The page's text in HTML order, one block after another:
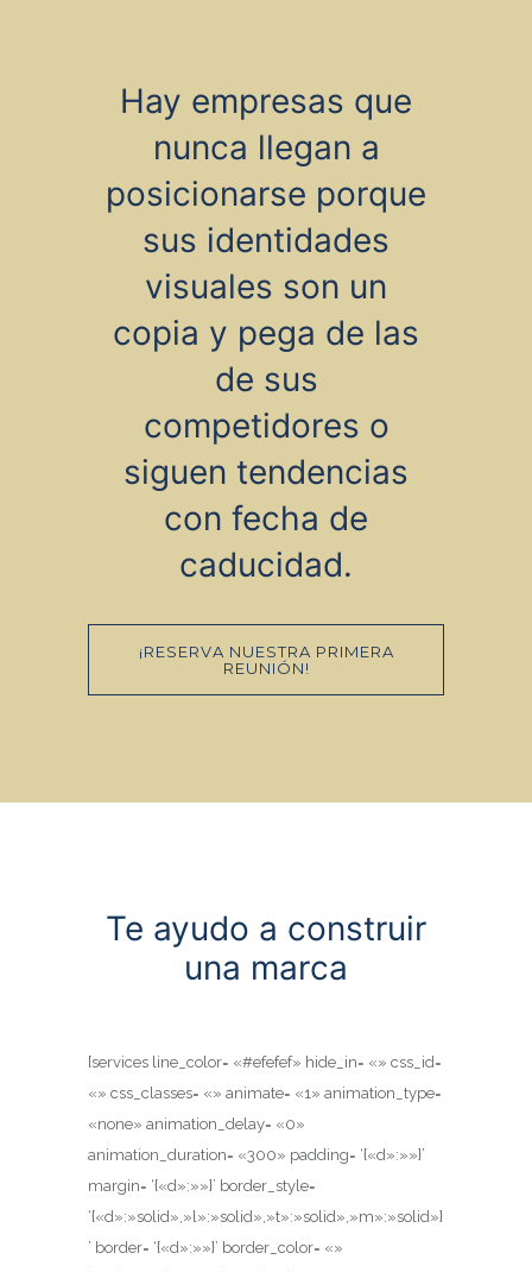
Hay empresas que
nunca llegan a
posicionarse porque
sus identidades
visuales son un
copia y pega de las
de sus
competidores o
siguen tendencias
con fecha de
caducidad.
¡RESERVA NUESTRA PRIMERA
REUNIÓN!
Te ayudo a construir
una marca
[services line_color= «#efefef» hide_in= «» css_id=
«» css_classes= «» animate= «1» animation_type=
«none» animation_delay= «0»
animation_duration= «300» padding= ‘{«d»:»»}’
margin= ‘{«d»:»»}’ border_style=
‘{«d»:»solid»,»l»:»solid»,»t»:»solid»,»m»:»solid»}
’ border= ‘{«d»:»»}’ border_color= «»